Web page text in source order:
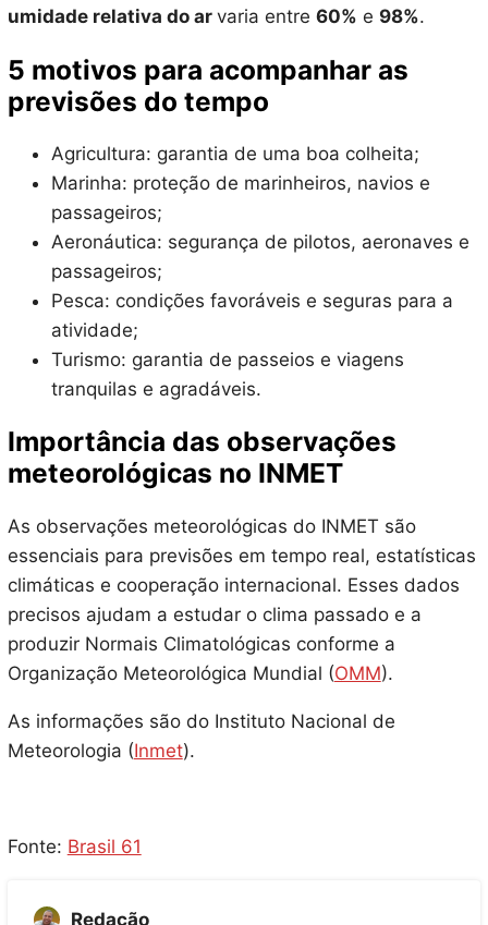
umidade relativa do ar varia entre 60% e 98%.
5 motivos para acompanhar as
previsões do tempo
Agricultura: garantia de uma boa colheita;
Marinha: proteção de marinheiros, navios e
passageiros;
Aeronáutica: segurança de pilotos, aeronaves e
passageiros;
Pesca: condições favoráveis e seguras para a
atividade;
Turismo: garantia de passeios e viagens
tranquilas e agradáveis.
Importância das observações
meteorológicas no INMET
As observações meteorológicas do INMET são
essenciais para previsões em tempo real, estatísticas
climáticas e cooperação internacional. Esses dados
precisos ajudam a estudar o clima passado e a
produzir Normais Climatológicas conforme a
Organização Meteorológica Mundial (OMM).
As informações são do Instituto Nacional de
Meteorologia (Inmet).
Fonte: Brasil 61
Redação